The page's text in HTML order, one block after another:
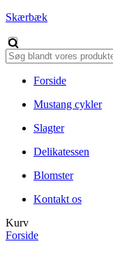
Skærbæk
Forside
Mustang cykler
Slagter
Delikatessen
Blomster
Kontakt os
Kurv
Forside